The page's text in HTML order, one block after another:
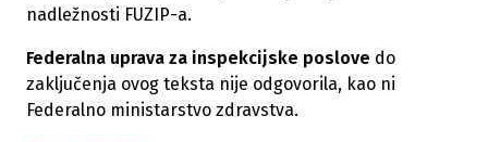
nadležnosti FUZIP-a.
Federalna uprava za inspekcijske poslove do
zaključenja ovog teksta nije odgovorila, kao ni
Federalno ministarstvo zdravstva.